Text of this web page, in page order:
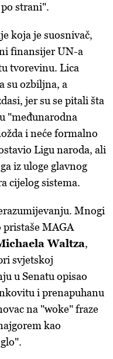
strani".
koja je suosnivač,
finansijer UN-a
tvorevinu. Lica
su ozbiljna, a
jer su se pitali šta
"međunarodna
i neće formalno
Ligu naroda, ali
iz uloge glavnog
cijelog sistema.
Mnogi
MAGA
Waltza,
svjetskoj
u Senatu opisao
i prenapuhanu
na "woke" fraze
kao